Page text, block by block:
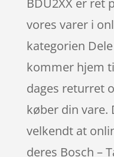
vores varer i
kategorien
kommer hjem
dages returret
køber din vare.
velkendt at
deres Bosch –